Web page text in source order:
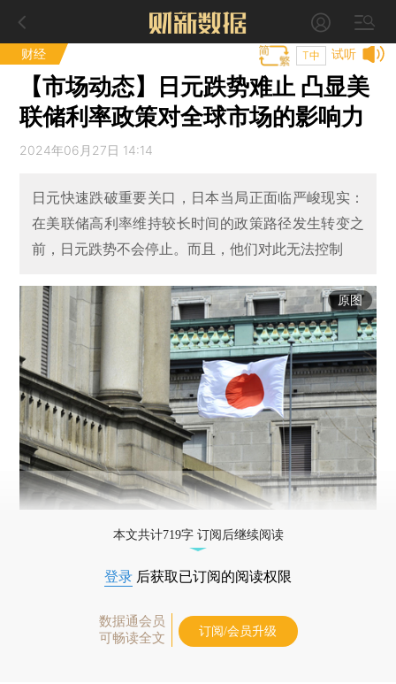
财经 试听
T中
【市场动态】日元跌势难止 凸显美
联储利率政策对全球市场的影响力
2024年06月27日 14:14
日元快速跌破重要关口，日本当局正面临严峻现实：
在美联储高利率维持较长时间的政策路径发生转变之
前，日元跌势不会停止。而且，他们对此无法控制
原图
本文共计719字 订阅后继续阅读
登录 后获取已订阅的阅读权限
数据通会员
可畅读全文
订阅/会员升级